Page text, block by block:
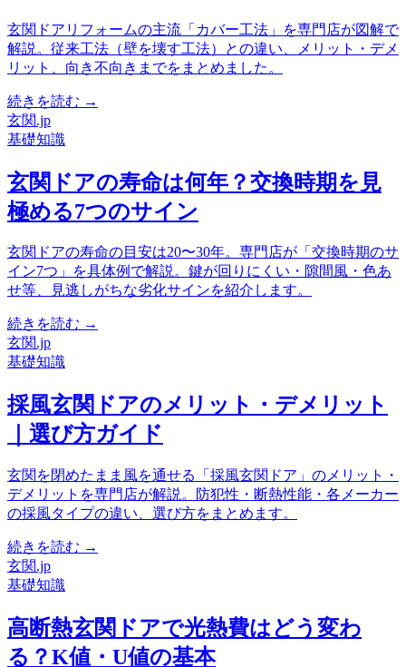
玄関ドアリフォームの主流「カバー工法」を専門店が図解で
解説。従来工法（壁を壊す工法）との違い、メリット・デメ
リット、向き不向きまでをまとめました。
続きを読む →
玄関.jp
基礎知識
玄関ドアの寿命は何年？交換時期を見
極める7つのサイン
玄関ドアの寿命の目安は20〜30年。専門店が「交換時期のサ
イン7つ」を具体例で解説。鍵が回りにくい・隙間風・色あ
せ等、見逃しがちな劣化サインを紹介します。
続きを読む →
玄関.jp
基礎知識
採風玄関ドアのメリット・デメリット
｜選び方ガイド
玄関を閉めたまま風を通せる「採風玄関ドア」のメリット・
デメリットを専門店が解説。防犯性・断熱性能・各メーカー
の採風タイプの違い、選び方をまとめます。
続きを読む →
玄関.jp
基礎知識
高断熱玄関ドアで光熱費はどう変わ
る？K値・U値の基本